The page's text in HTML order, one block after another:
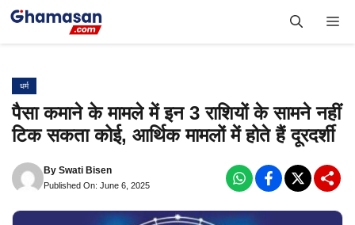
Skip
धर्म
पैसा कमाने के मामले में इन 3 राशियों के सामने नहीं
टिक सकता कोई, आर्थिक मामलों में होते हैं दूरदर्शी
By Swati Bisen
Published On: June 6, 2025